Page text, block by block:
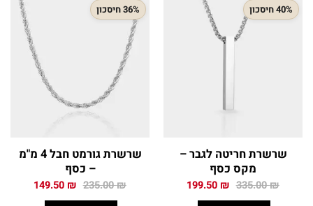
40% חיסכון
שרשרת חריטה לגבר –
מקס כסף
335.00₪ המחיר
199.50 ₪ המחיר
36% חיסכון
שרשרת גורמט חבל 4 מ"מ
– כסף
235.00₪ המחיר
149.50 ₪ המחיר